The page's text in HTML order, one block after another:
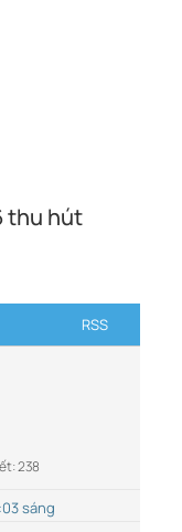
thu hút
RSS
238
sáng